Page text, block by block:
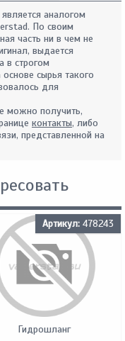
аналогом
По своим
часть ни в чем не
выдается
в строгом
сырья такого
для
можно получить,
контакты, либо
представленной на
Артикул: 478243
Гидрошланг